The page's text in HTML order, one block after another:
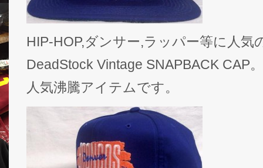
HIP-HOP,ダンサー,ラッパー等に人気
DeadStock Vintage SNAPBACK CAP
人気沸騰アイテムです。